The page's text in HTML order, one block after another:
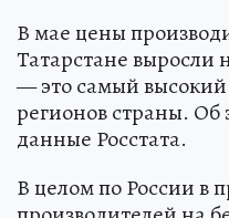
В мае цены
Татарстане выросли
— это самый высокий
регионов страны. Об
данные Росстата.
В целом по России в